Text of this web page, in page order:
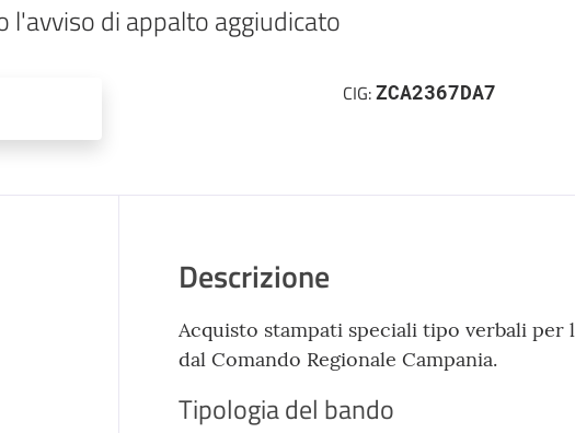
l'avviso di appalto aggiudicato
CIG:ZCA2367DA7
Descrizione
Acquisto stampati speciali tipo verbali per
dal Comando Regionale Campania.
Tipologia del bando